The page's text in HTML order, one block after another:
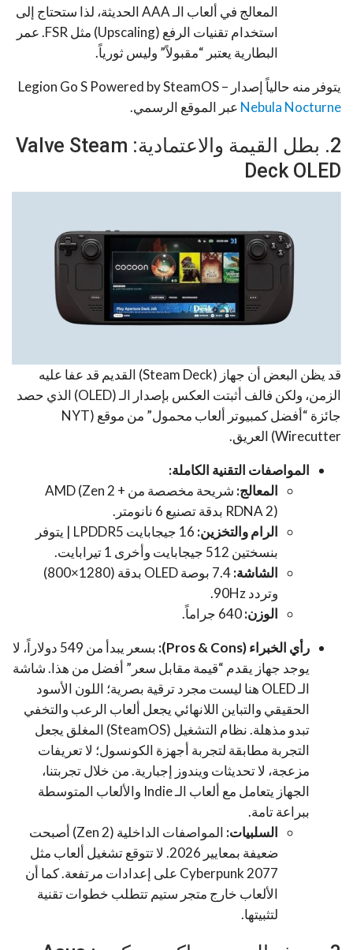
المعالج في ألعاب الـ AAA الحديثة، لذا ستحتاج إلى
استخدام تقنيات الرفع (Upscaling) مثل FSR. عمر
البطارية يعتبر “مقبولاً” وليس ثورياً.
يتوفر منه حالياً إصدار Legion Go S Powered by SteamOS –
Nebula Nocturne عبر الموقع الرسمي.
2. بطل القيمة والاعتمادية: Valve Steam
Deck OLED
قد يظن البعض أن جهاز (Steam Deck) القديم قد عفا عليه
الزمن، ولكن فالف أثبتت العكس بإصدار الـ (OLED) الذي حصد
جائزة “أفضل كمبيوتر ألعاب محمول” من موقع (NYT
Wirecutter) العريق.
المواصفات التقنية الكاملة:
المعالج:
شريحة مخصصة من AMD (Zen 2 +
RDNA 2) بدقة تصنيع 6 نانومتر.
الرام والتخزين:
16 جيجابايت LPDDR5 | يتوفر
بنسختين 512 جيجابايت وأخرى 1 تيرابايت.
الشاشة:
7.4 بوصة OLED بدقة (1280×800)
وتردد 90Hz.
الوزن:
رأي الخبراء (Pros & Cons):
بسعر يبدأ من 549 دولاراً، لا
يوجد جهاز يقدم “قيمة مقابل سعر” أفضل من هذا. شاشة
الـ OLED هنا ليست مجرد ترقية بصرية؛ اللون الأسود
الحقيقي والتباين اللانهائي يجعل ألعاب الرعب والتخفي
تبدو مذهلة. نظام التشغيل (SteamOS) المغلق يجعل
التجربة مطابقة لتجربة أجهزة الكونسول؛ لا تعريفات
مزعجة، لا تحديثات ويندوز إجبارية. من خلال تجربتنا،
الجهاز يتعامل مع ألعاب الـ Indie والألعاب المتوسطة
ببراعة تامة.
السلبيات:
المواصفات الداخلية (Zen 2) أصبحت
ضعيفة بمعايير 2026. لا تتوقع تشغيل ألعاب مثل
Cyberpunk 2077 على إعدادات مرتفعة. كما أن
الألعاب خارج متجر ستيم تتطلب خطوات تقنية
لتثبيتها.